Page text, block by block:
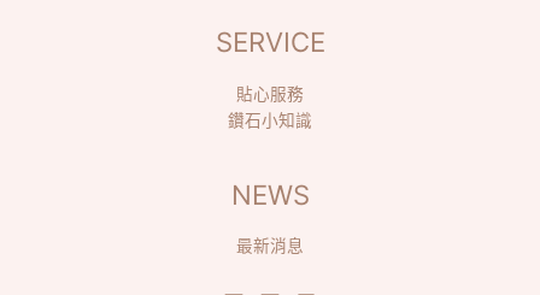
SERVICE
貼心服務
鑽石小知識
NEWS
最新消息